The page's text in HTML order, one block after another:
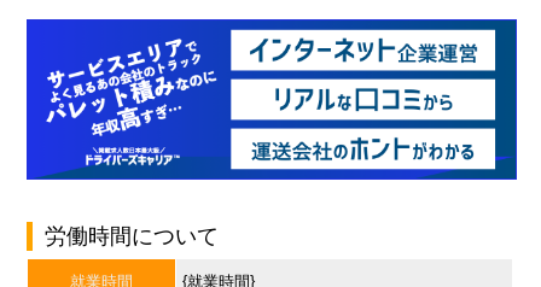
労働時間について
就業時間 {就業時間}